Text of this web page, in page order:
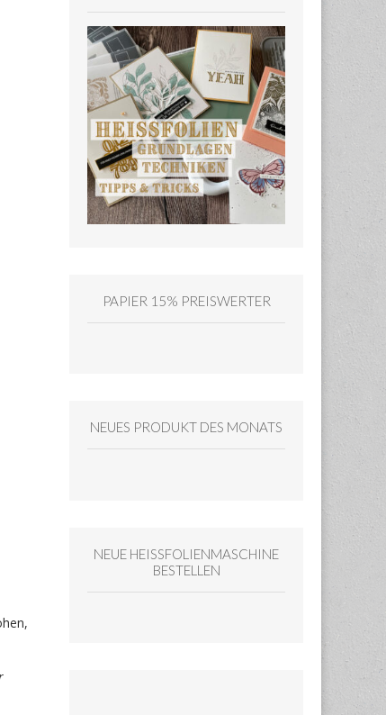
PAPIER 15% PREISWERTER
NEUES PRODUKT DES MONATS
NEUE HEISSFOLIENMASCHINE
BESTELLEN